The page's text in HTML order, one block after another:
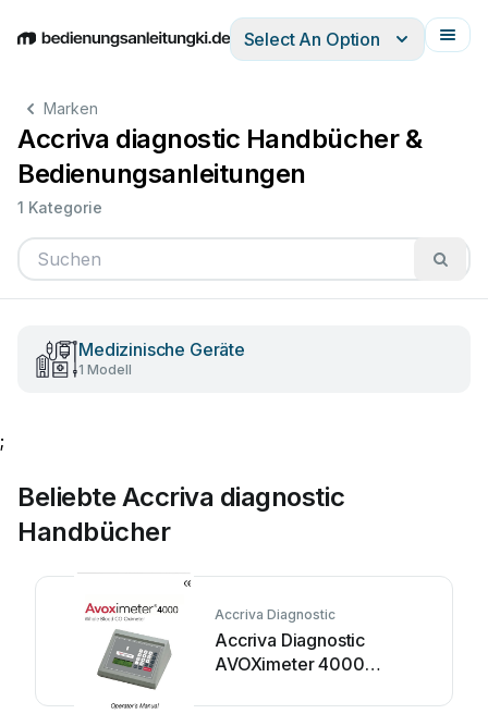
EnglishDeutschEspañolItalianoFrançais
Select An Option
Marken
Accriva diagnostic Handbücher &
Bedienungsanleitungen
1 Kategorie
Medizinische Geräte
1 Modell
;
Beliebte Accriva diagnostic
Handbücher
Accriva Diagnostic
Accriva Diagnostic
AVOXimeter 4000